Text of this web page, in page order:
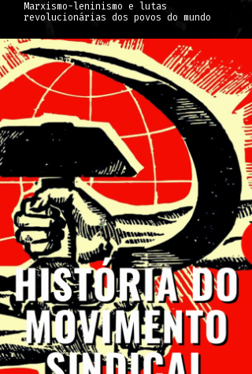
Marxismo-leninismo e lutas
revolucionárias dos povos do mundo